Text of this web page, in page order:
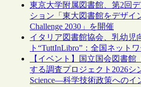
東京大学附属図書館、第2回
ション「東大図書館をデザイ
Challenge 2030」を開催
イタリア図書館協会、乳幼児
ト“TuttInLibro”：全国ネット
【イベント】国立国会図書
する調査プロジェクト2026シ
Science―科学技術政策への